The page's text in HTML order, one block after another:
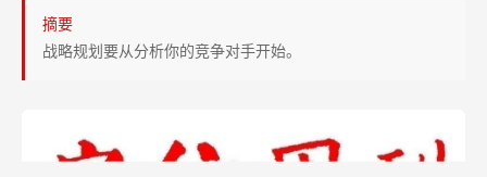
摘要
战略规划要从分析你的竞争对手开始。